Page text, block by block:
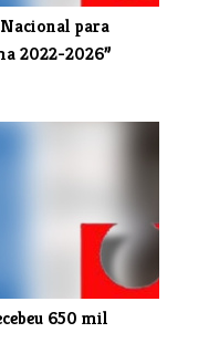
para
2022-2026”
650 mil